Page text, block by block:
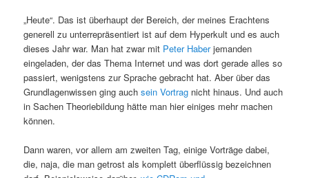
„Heute“. Das ist überhaupt der Bereich, der meines Erachtens
generell zu unterrepräsentiert ist auf dem Hyperkult und es auch
dieses Jahr war. Man hat zwar mit Peter Haberjemanden
eingeladen, der das Thema Internet und was dort gerade alles so
passiert, wenigstens zur Sprache gebracht hat. Aber über das
Grundlagenwissen ging auchsein Vortrag nicht hinaus. Und auch
in Sachen Theoriebildung hätte man hier einiges mehr machen
können.
Dann waren, vor allem am zweiten Tag, einige Vorträge dabei,
die, naja, die man getrost als komplett überflüssig bezeichnen